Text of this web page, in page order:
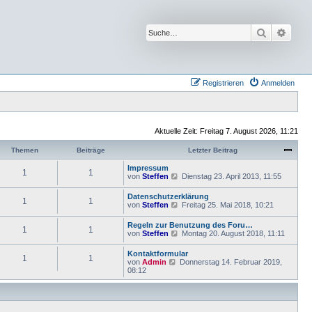
Suche
Anmelden
Registrieren
Aktuelle Zeit: Freitag 7. August 2026, 11:21
Themen Beiträge Letzter Beitrag
1 1
Impressum
von Steffen
N
u
e
s
t
e
e
i
t
a
Dienstag 23. April 2013, 11:55
1 1
Datenschutzerklärung
von Steffen
N
e
s
t
e
r
e
Freitag 25. Mai 2018, 10:21
1 1
Regeln zur Benutzung des Foru…
von Steffen
N
u
e
s
e
B
Montag 20. August 2018, 11:11
1 1
Kontaktformular
von Admin
N
u
t
Donnerstag 14. Februar 2019,
08:12